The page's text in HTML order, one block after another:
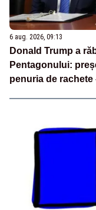
6 aug. 2026, 09:13
Donald Trump a
Pentagonului:
penuria de rachete